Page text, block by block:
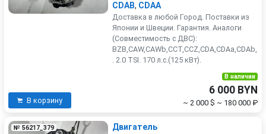
CDAB, CDAA
Доставка в любой Город. Поставки из
Японии и Швеции. Гарантия. Аналоги
(Совместимость с ДВС):
BZB,CAW,CAWb,CCT,CCZ,CDA,CDAa,CDAb,
. 2.0 TSI. 170 л.с.(125 кВт).
В корзину
В наличии
6 000 BYN
~ 2 000 $ ~ 180 000 ₽
№ 56217_379
Двигатель